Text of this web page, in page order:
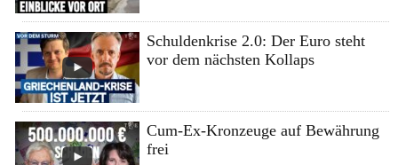
Schuldenkrise 2.0: Der Euro steht
vor dem nächsten Kollaps
Cum-Ex-Kronzeuge auf Bewährung
frei